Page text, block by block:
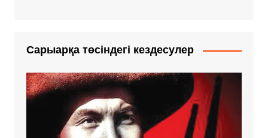
Сарыарқа төсіндегі кездесулер